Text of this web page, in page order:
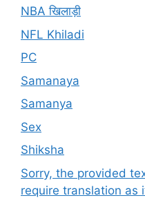
NBA खिलाड़ी
NFL Khiladi
PC
Samanaya
Samanya
Sex
Shiksha
Sorry, the provided
require translation as